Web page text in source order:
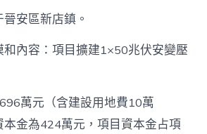
安區新店鎮。
和內容：項目擴建1×50兆伏安變壓
萬元（含建設用地費10萬
本金為424萬元，項目資本金占項